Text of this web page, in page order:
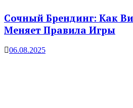
Сочный Брендинг: Как
Меняет Правила Игры
06.08.2025